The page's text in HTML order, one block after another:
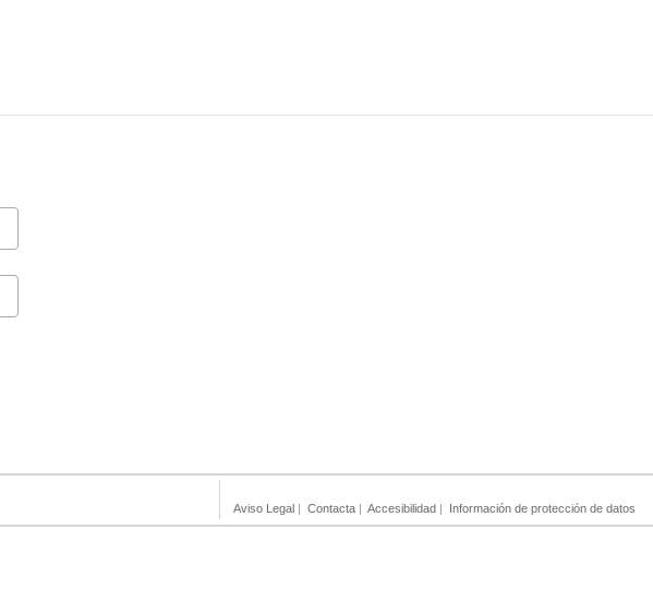
Aviso Legal | Contacta | Accesibilidad | Información de protección de datos